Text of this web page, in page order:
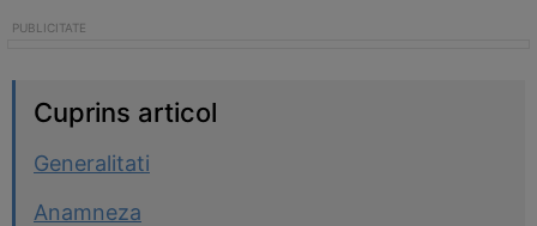
Cuprins articol
Generalitati
Anamneza